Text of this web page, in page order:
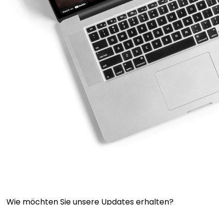
Wie möchten Sie unsere Updates erhalten?